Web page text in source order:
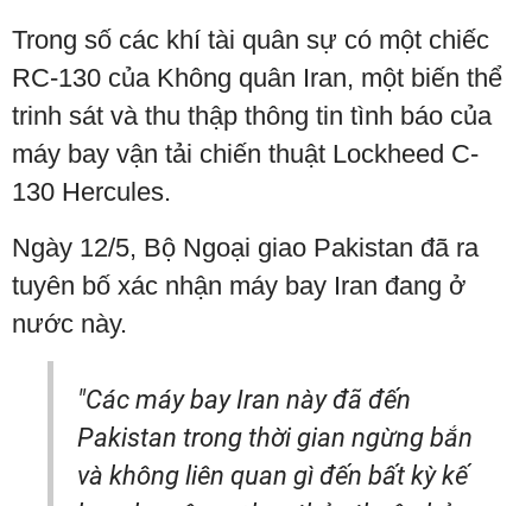
Trong số các khí tài quân sự có một chiếc
RC-130 của Không quân Iran, một biến thể
trinh sát và thu thập thông tin tình báo của
máy bay vận tải chiến thuật Lockheed C-
130 Hercules.
Ngày 12/5, Bộ Ngoại giao Pakistan đã ra
tuyên bố xác nhận máy bay Iran đang ở
nước này.
"Các máy bay Iran này đã đến
Pakistan trong thời gian ngừng bắn
và không liên quan gì đến bất kỳ kế